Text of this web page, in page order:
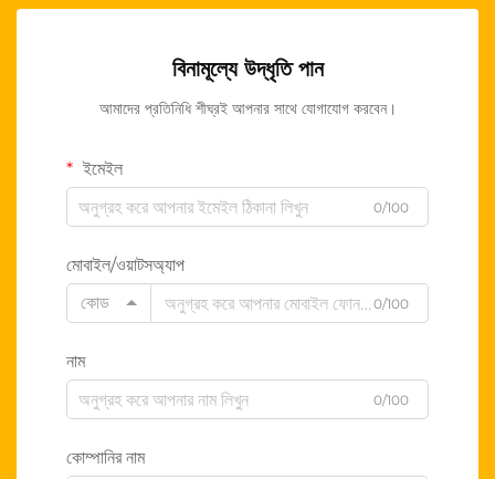
বিনামূল্যে উদ্ধৃতি পান
আমাদের প্রতিনিধি শীঘ্রই আপনার সাথে যোগাযোগ করবেন।
ইমেইল
0/100
মোবাইল/ওয়াটসঅ্যাপ
কোড
0/100
নাম
0/100
কোম্পানির নাম